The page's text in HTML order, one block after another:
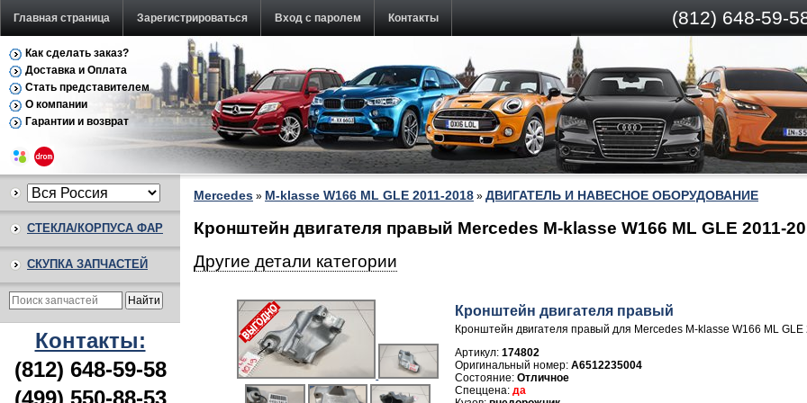
Главная страница Зарегистрироваться Вход с паролем Контакты (812) 648-59-
Как сделать заказ?
Доставка и Оплата
Стать представителем
О компании
Гарантии и возврат
СТЕКЛА/КОРПУСА ФАР
СКУПКА ЗАПЧАСТЕЙ
Контакты:
(812) 648-59-58
(499) 550-88-53
Mercedes » M-klasse W166 ML GLE 2011-2018 » ДВИГАТЕЛЬ И НАВЕСНОЕ ОБОРУДОВАНИЕ
Кронштейн двигателя правый Mercedes M-klasse W166 ML GLE 2011-
Другие детали категории
Кронштейн двигателя правый
Кронштейн двигателя правый для Mercedes M-klasse W166 ML GLE
Артикул: 174802
A6512235004
Отличное
да